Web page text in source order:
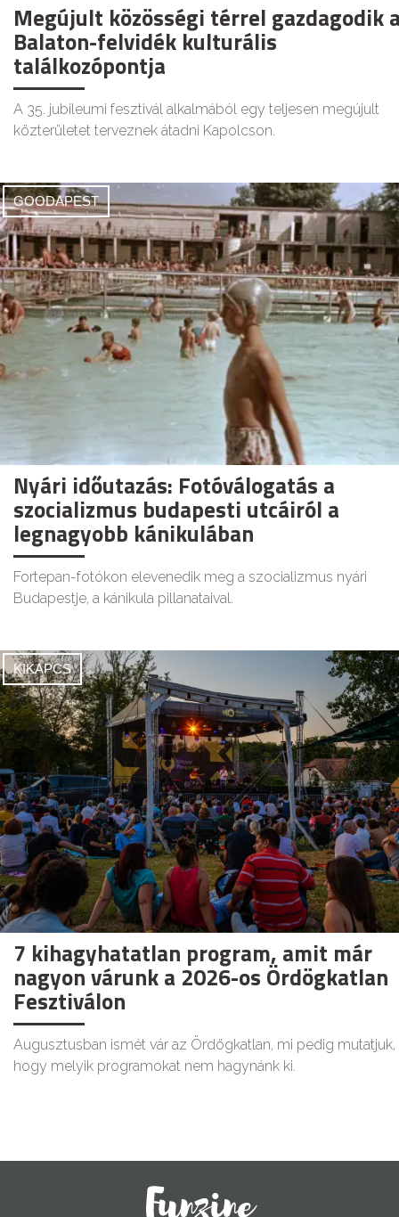
Megújult közösségi térrel gazdagodik
Balaton-felvidék kulturális
találkozópontja
A 35. jubileumi fesztivál alkalmából egy teljesen megújult
közterületet terveznek átadni Kapolcson.
GOODAPEST
Nyári időutazás: Fotóválogatás a
szocializmus budapesti utcáiról a
legnagyobb kánikulában
Fortepan-fotókon elevenedik meg a szocializmus nyári
Budapestje, a kánikula pillanataival.
KIKAPCS
7 kihagyhatatlan program, amit már
nagyon várunk a 2026-os Ördögkatlan
Fesztiválon
Augusztusban ismét vár az Ördögkatlan, mi pedig mutatjuk,
hogy melyik programokat nem hagynánk ki.